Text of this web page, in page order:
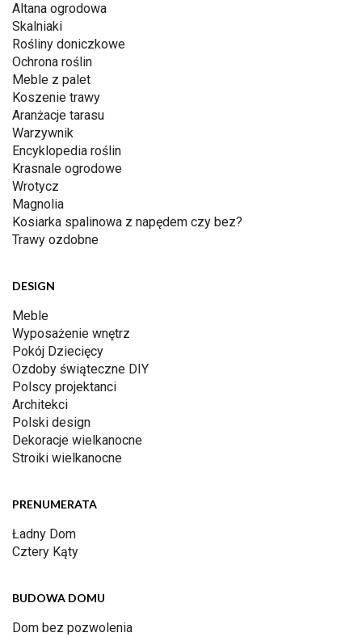
Altana ogrodowa
Skalniaki
Rośliny doniczkowe
Ochrona roślin
Meble z palet
Koszenie trawy
Aranżacje tarasu
Warzywnik
Encyklopedia roślin
Krasnale ogrodowe
Wrotycz
Magnolia
Kosiarka spalinowa z napędem czy bez?
Trawy ozdobne
DESIGN
Meble
Wyposażenie wnętrz
Pokój Dziecięcy
Ozdoby świąteczne DIY
Polscy projektanci
Architekci
Polski design
Dekoracje wielkanocne
Stroiki wielkanocne
PRENUMERATA
Ładny Dom
Cztery Kąty
BUDOWA DOMU
Dom bez pozwolenia